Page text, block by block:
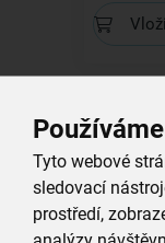
Tyto webové
sledovací
prostředí,Hrnek